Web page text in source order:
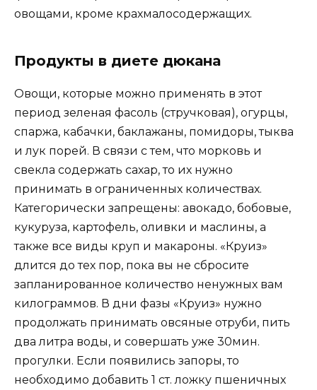
овощами, кроме крахмалосодержащих.
Продукты в диете дюкана
Овощи, которые можно применять в этот
период зеленая фасоль (стручковая), огурцы,
спаржа, кабачки, баклажаны, помидоры, тыква
и лук порей. В связи с тем, что морковь и
свекла содержать сахар, то их нужно
принимать в ограниченных количествах.
Категорически запрещены: авокадо, бобовые,
кукуруза, картофель, оливки и маслины, а
также все виды круп и макароны. «Круиз»
длится до тех пор, пока вы не сбросите
запланированное количество ненужных вам
килограммов. В дни фазы «Круиз» нужно
продолжать принимать овсяные отруби, пить
два литра воды, и совершать уже 30мин.
прогулки. Если появились запоры, то
необходимо добавить 1 ст. ложку пшеничных